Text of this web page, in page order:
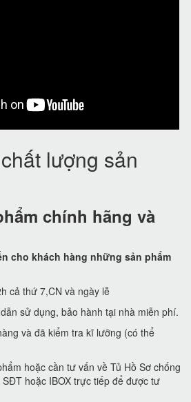
lượng sản
chính hãng và
cho khách hàng những sản phẩm
cả thứ 7,CN và ngày lễ
sử dụng, bảo hành tại nhà miễn phí.
và đã kiểm tra kĩ lưỡng (có thể
hoặc cần tư vấn về Tủ Hồ Sơ chống
hoặc IBOX trực tiếp để được tư